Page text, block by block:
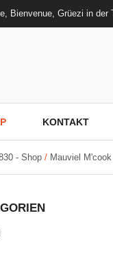
Bienvenue, Grüezi in der
KONTAKT
- Shop / Mauviel